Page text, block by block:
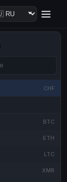
CHF
BTC
ETH
LTC
XMR